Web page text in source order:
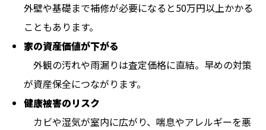
外壁や基礎まで補修が必要になると50万円以上かかる
こともあります。
家の資産価値が下がる
外観の汚れや雨漏りは査定価格に直結。早めの対策
が資産保全につながります。
健康被害のリスク
カビや湿気が室内に広がり、喘息やアレルギーを悪